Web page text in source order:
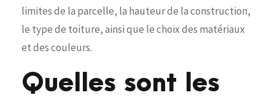
limites de la parcelle, la hauteur de la construction,
le type de toiture, ainsi que le choix des matériaux
et des couleurs.
Quelles sont les